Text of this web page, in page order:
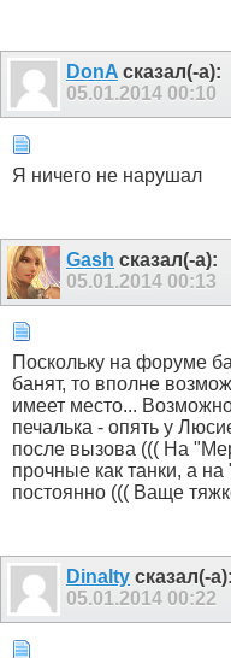
DonA сказал(-а):
05.01.2014 00:10
Я ничего не нарушал
Gash сказал(-а):
05.01.2014 00:13
Поскольку на форуме
банят, то вполне
имеет место...
печалька - опять у
после вызова ((( На
прочные как танки, а
постоянно ((( Ваще
Dinalty сказал(-а):
05.01.2014 00:22